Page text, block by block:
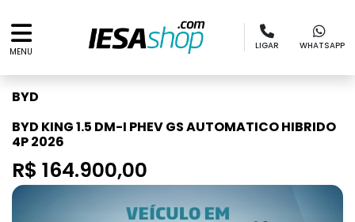
MENU
LIGAR WHATSAPP
BYD
BYD KING 1.5 DM-I PHEV GS AUTOMATICO HIBRIDO
4P 2026
R$ 164.900,00